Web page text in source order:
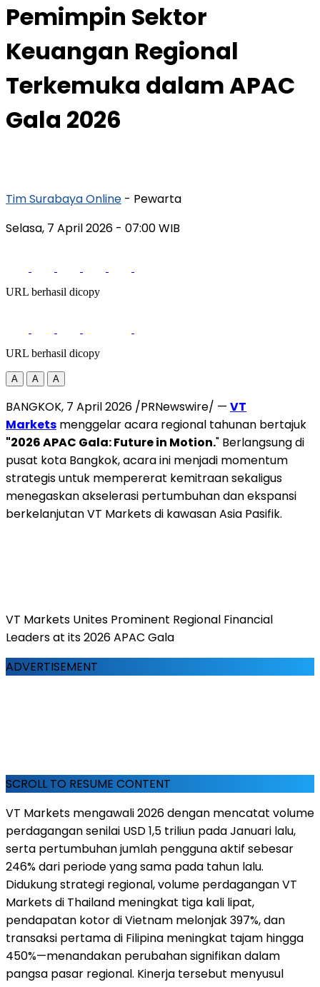
Pemimpin Sektor
Keuangan Regional
Terkemuka dalam APAC
Gala 2026
Tim Surabaya Online - Pewarta
Selasa, 7 April 2026 - 07:00 WIB
URL berhasil dicopy
URL berhasil dicopy
A A A
BANGKOK, 7 April 2026 /PRNewswire/ — VT
Markets menggelar acara regional tahunan bertajuk
"2026 APAC Gala: Future in Motion." Berlangsung di
pusat kota Bangkok, acara ini menjadi momentum
strategis untuk mempererat kemitraan sekaligus
menegaskan akselerasi pertumbuhan dan ekspansi
berkelanjutan VT Markets di kawasan Asia Pasifik.
VT Markets Unites Prominent Regional Financial
Leaders at its 2026 APAC Gala
ADVERTISEMENT
SCROLL TO RESUME CONTENT
VT Markets mengawali 2026 dengan mencatat volume
perdagangan senilai USD 1,5 triliun pada Januari lalu,
serta pertumbuhan jumlah pengguna aktif sebesar
246% dari periode yang sama pada tahun lalu.
Didukung strategi regional, volume perdagangan VT
Markets di Thailand meningkat tiga kali lipat,
pendapatan kotor di Vietnam melonjak 397%, dan
transaksi pertama di Filipina meningkat tajam hingga
450%—menandakan perubahan signifikan dalam
pangsa pasar regional. Kinerja tersebut menyusul